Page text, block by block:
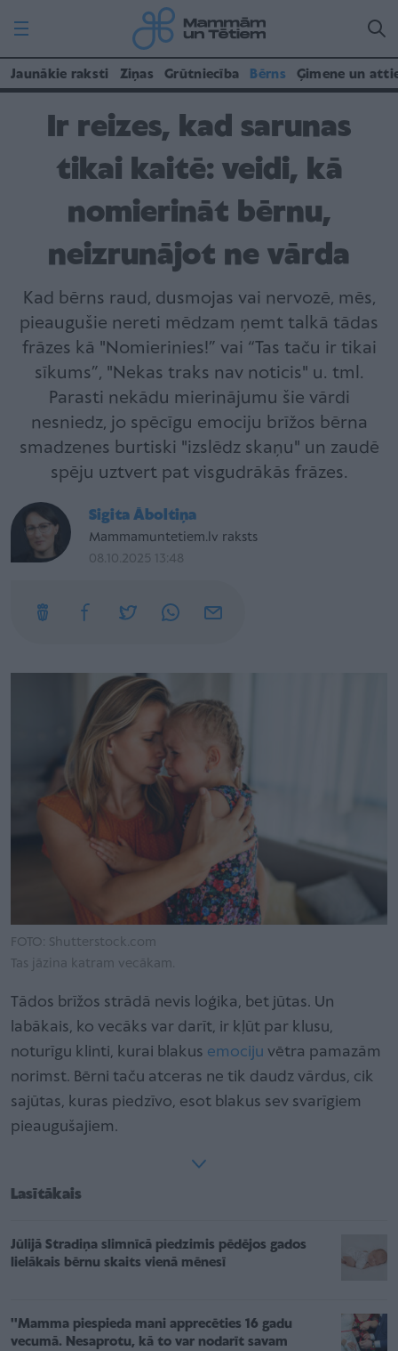
Jaunākie raksti Ziņas Grūtniecība Bērns Ģimene un
Ir reizes, kad sarunas
tikai kaitē: veidi, kā
nomierināt bērnu,
neizrunājot ne vārda
Kad bērns raud, dusmojas vai nervozē, mēs,
pieaugušie nereti mēdzam ņemt talkā tādas
frāzes kā "Nomierinies!” vai “Tas taču ir tikai
sīkums”, "Nekas traks nav noticis" u. tml.
Parasti nekādu mierinājumu šie vārdi
nesniedz, jo spēcīgu emociju brīžos bērna
smadzenes burtiski "izslēdz skaņu" un zaudē
spēju uztvert pat visgudrākās frāzes.
Sigita Āboltiņa
Mammamuntetiem.lv raksts
08.10.2025 13:48
FOTO: Shutterstock.com
Tas jāzina katram vecākam.
Tādos brīžos strādā nevis loģika, bet jūtas. Un
labākais, ko vecāks var darīt, ir kļūt par klusu,
noturīgu klinti, kurai blakus emociju vētra pamazām
norimst. Bērni taču atceras ne tik daudz vārdus, cik
sajūtas, kuras piedzīvo, esot blakus sev svarīgiem
pieaugušajiem.
Lasītākais
Jūlijā Stradiņa slimnīcā piedzimis pēdējos gados
lielākais bērnu skaits vienā mēnesī
''Mamma piespieda mani apprecēties 16 gadu
vecumā. Nesaprotu, kā to var nodarīt savam